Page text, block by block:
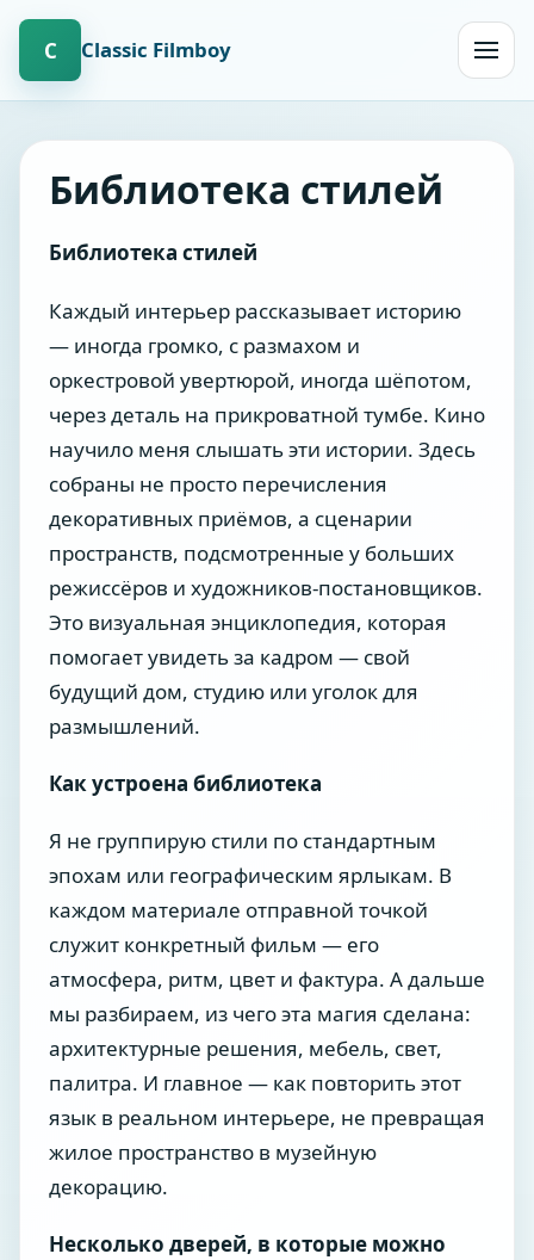
С
Сlassic Filmboy
Библиотека стилей
Библиотека стилей
Каждый интерьер рассказывает историю
— иногда громко, с размахом и
оркестровой увертюрой, иногда шёпотом,
через деталь на прикроватной тумбе. Кино
научило меня слышать эти истории. Здесь
собраны не просто перечисления
декоративных приёмов, а сценарии
пространств, подсмотренные у больших
режиссёров и художников-постановщиков.
Это визуальная энциклопедия, которая
помогает увидеть за кадром — свой
будущий дом, студию или уголок для
размышлений.
Как устроена библиотека
Я не группирую стили по стандартным
эпохам или географическим ярлыкам. В
каждом материале отправной точкой
служит конкретный фильм — его
атмосфера, ритм, цвет и фактура. А дальше
мы разбираем, из чего эта магия сделана:
архитектурные решения, мебель, свет,
палитра. И главное — как повторить этот
язык в реальном интерьере, не превращая
жилое пространство в музейную
декорацию.
Несколько дверей, в которые можно